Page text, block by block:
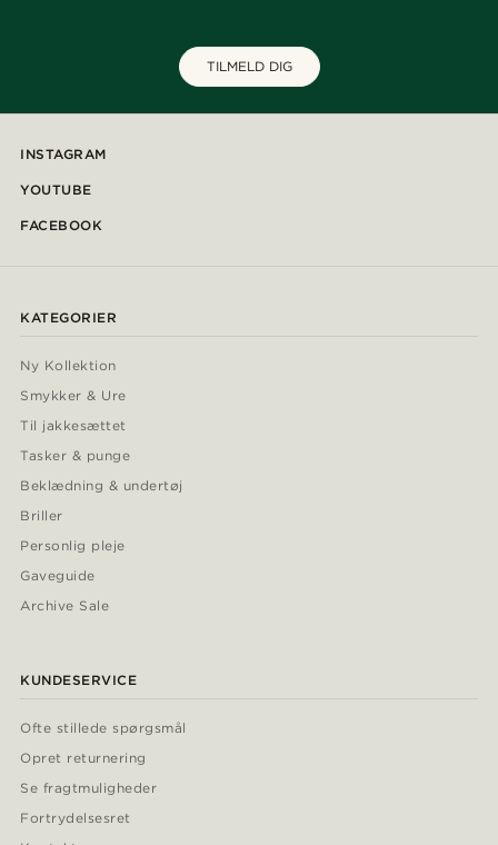
TILMELD DIG
INSTAGRAM
YOUTUBE
FACEBOOK
KATEGORIER
Ny Kollektion
Smykker & Ure
Til jakkesættet
Tasker & punge
Beklædning & undertøj
Briller
Personlig pleje
Gaveguide
Archive Sale
KUNDESERVICE
Ofte stillede spørgsmål
Opret returnering
Se fragtmuligheder
Fortrydelsesret